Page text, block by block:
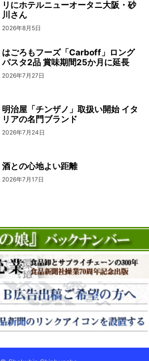
リにホテルニューオータニ大阪・砂
川さん
2026年8月5日
はごろもフーズ「Carboff」ロング
パスタ2品 賞味期間25か月に延長
2026年7月27日
明治屋「チンザノ」取扱い開始 イタ
リアの名門ブランド
2026年7月24日
酒との心地よい距離
2026年7月17日